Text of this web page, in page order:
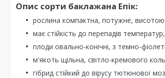
Опис сорти баклажана Епік:
рослина компактна, потужне,
має стійкість до перепадів температур,
плоди овально-конічні, з темно-
м'якоть щільна, світло-кремового
гібрид стійкий до вірусу тютюнової